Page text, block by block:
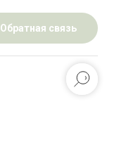
Обратная связь